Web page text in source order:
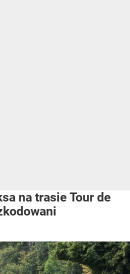
na trasie Tour de